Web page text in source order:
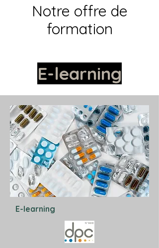
Notre offre de
formation
E-learning
E-learning